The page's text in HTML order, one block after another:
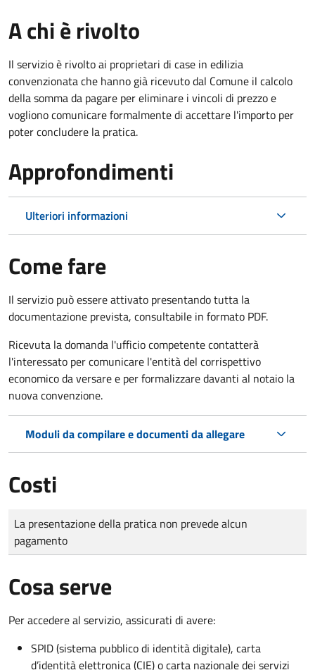
A chi è rivolto
Il servizio è rivolto ai proprietari di case in edilizia
convenzionata che hanno già ricevuto dal Comune il calcolo
della somma da pagare per eliminare i vincoli di prezzo e
vogliono comunicare formalmente di accettare l'importo per
poter concludere la pratica.
Approfondimenti
Ulteriori informazioni
Come fare
Il servizio può essere attivato presentando tutta la
documentazione prevista, consultabile in formato PDF.
Ricevuta la domanda l'ufficio competente contatterà
l'interessato per comunicare l'entità del corrispettivo
economico da versare e per formalizzare davanti al notaio la
nuova convenzione.
Moduli da compilare e documenti da allegare
Costi
Tipo di pagamento
Importo
La presentazione della pratica non prevede alcun
pagamento
Cosa serve
Per accedere al servizio, assicurati di avere:
SPID (sistema pubblico di identità digitale), carta
d’identità elettronica (CIE) o carta nazionale dei servizi